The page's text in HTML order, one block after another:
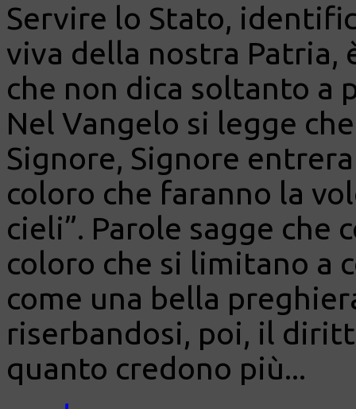
Servire lo Stato,
viva della nostra Patria,
che non dica soltanto a
Nel Vangelo si legge
Signore, Signore
coloro che faranno la
cieli”. Parole sagge che
coloro che si limitano a
come una bella
riserbandosi, poi, il
quanto credono più...